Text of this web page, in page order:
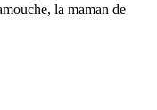
la maman de